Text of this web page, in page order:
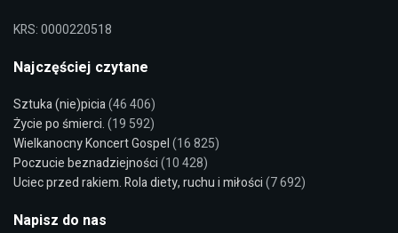
KRS: 0000220518
Najczęściej czytane
Sztuka (nie)picia(46 406)
Życie po śmierci.(19 592)
Wielkanocny Koncert Gospel(16 825)
Poczucie beznadziejności(10 428)
Uciec przed rakiem. Rola diety, ruchu i miłości(7 692)
Napisz do nas